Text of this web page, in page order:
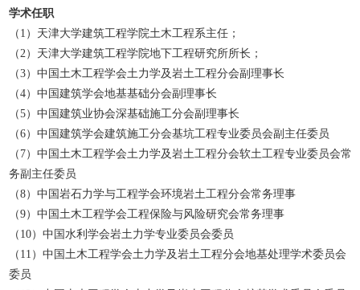
学术任职
（1）天津大学建筑工程学院土木工程系主任；
（2）天津大学建筑工程学院地下工程研究所所长；
（3）中国土木工程学会土力学及岩土工程分会副理事长
（4）中国建筑学会地基基础分会副理事长
（5）中国建筑业协会深基础施工分会副理事长
（6）中国建筑学会建筑施工分会基坑工程专业委员会副主任委员
（7）中国土木工程学会土力学及岩土工程分会软土工程专业委员会常
务副主任委员
（8）中国岩石力学与工程学会环境岩土工程分会常务理事
（9）中国土木工程学会工程保险与风险研究会常务理事
（10）中国水利学会岩土力学专业委员会委员
（11）中国土木工程学会土力学及岩土工程分会地基处理学术委员会
委员